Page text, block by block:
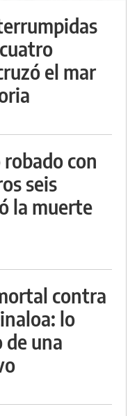
el mar
con
seis
la muerte
contra
lo
una